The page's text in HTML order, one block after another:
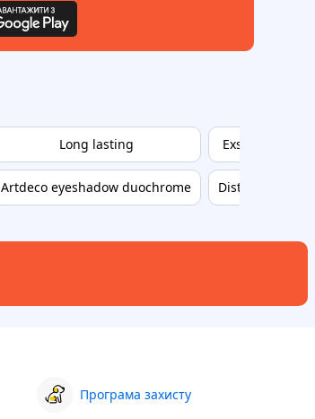
Long lasting
Artdeco eyeshadow duochrome
Exstasy
Distillery
Програма захисту